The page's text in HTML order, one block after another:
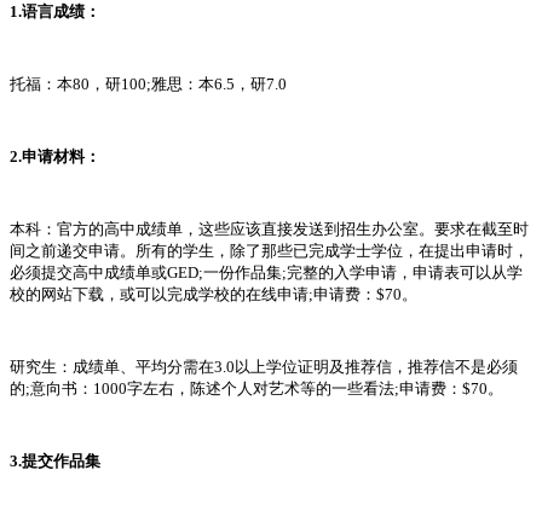
1.语言成绩：
托福：本80，研100;雅思：本6.5，研7.0
2.申请材料：
本科：官方的高中成绩单，这些应该直接发送到招生办公室。要求在截至时
间之前递交申请。所有的学生，除了那些已完成学士学位，在提出申请时，
必须提交高中成绩单或GED;一份作品集;完整的入学申请，申请表可以从学
校的网站下载，或可以完成学校的在线申请;申请费：$70。
研究生：成绩单、平均分需在3.0以上学位证明及推荐信，推荐信不是必须
的;意向书：1000字左右，陈述个人对艺术等的一些看法;申请费：$70。
3.提交作品集